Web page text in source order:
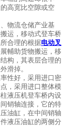
高宽比空隙或空
物流仓储产业基
运，移动式登车桥
合理的根据电动叉
輔助货物搬运，移
构，其表层合理的
滑掉。
性好，采用进口密
，采用进口整体模
液压机登车桥内设
销轴连接，它的特
油缸，在中间销轴
液压油缸的两侧分